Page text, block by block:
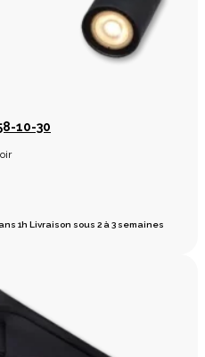
10-30
1h Livraison sous 2 à 3 semaines